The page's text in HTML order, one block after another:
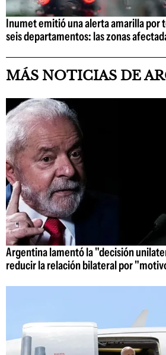
Inumet emitió una alerta amarilla por
seis departamentos: las zonas
MÁS NOTICIAS DE
Argentina lamentó la "decisión
reducir la relación bilateral por